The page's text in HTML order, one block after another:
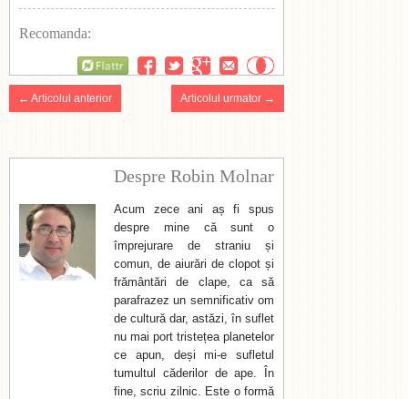
Recomanda:
← Articolul anterior Articolul urmator →
Despre Robin Molnar
Acum zece ani aș fi spus
despre mine că sunt o
împrejurare de straniu și
comun, de aiurări de clopot și
frământări de clape, ca să
parafrazez un semnificativ om
de cultură dar, astăzi, în suflet
nu mai port tristețea planetelor
ce apun, deși mi-e sufletul
tumultul căderilor de ape. În
fine, scriu zilnic. Este o formă